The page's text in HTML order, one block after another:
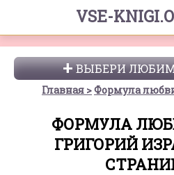
VSE-
ВЫБЕРИ
Главная Формула
ФОРМУЛА
ГРИГОРИЙ